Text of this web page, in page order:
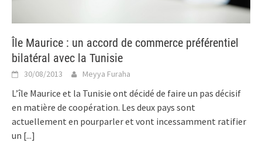
Île Maurice : un accord de commerce préférentiel
bilatéral avec la Tunisie
30/08/2013 Meyya Furaha
L’île Maurice et la Tunisie ont décidé de faire un pas décisif
en matière de coopération. Les deux pays sont
actuellement en pourparler et vont incessamment ratifier
un [...]